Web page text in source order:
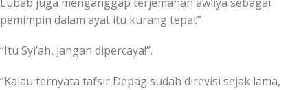
pemimpin dalam ayat itu kurang tepat”
“Itu Syi’ah, jangan dipercaya!”.
“Kalau ternyata tafsir Depag sudah direvisi sejak lama,